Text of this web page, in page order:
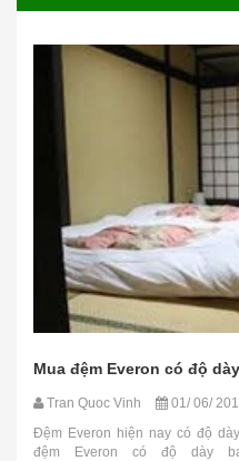
Mua đệm Everon có độ
Tran Quoc Vinh
01/ 06/
Đệm Everon hiện nay có độ
đệm Everon có độ dày